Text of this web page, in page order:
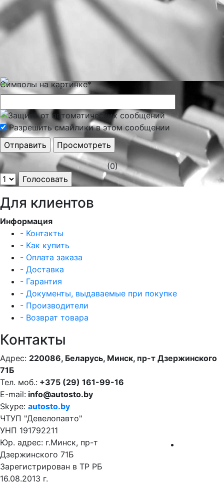
Символы на картинке*
Разрешить смайлики в этом сообщении
(0)
Для клиентов
Информация
- Контакты
- Как купить
- Оплата заказа
- Доставка
- Гарантия
- Документы, выдаваемые при покупке
- Производители
- Возврат товара
Контакты
Адрес: 220086, Беларусь, Минск, пр-т Дзержинского
71Б
Тел. моб.: +375 (29) 161-99-16
E-mail: info@autosto.by
Skype: autosto.by
ЧТУП "Девелопавто"
УНП 191792211
Юр. адрес: г.Минск, пр-т
Дзержинского 71Б
Зарегистрирован в ТР РБ
16.08.2013 г.